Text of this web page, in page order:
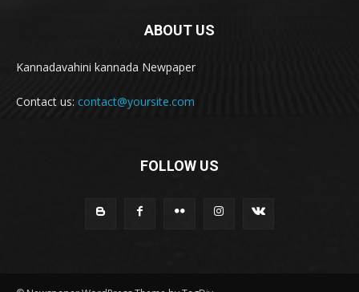
ABOUT US
Kannadavahini kannada Newpaper
Contact us: contact@yoursite.com
FOLLOW US